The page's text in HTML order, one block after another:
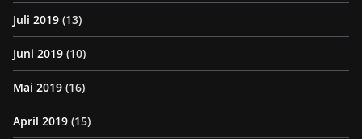
Juli 2019 (13)
Juni 2019 (10)
Mai 2019 (16)
April 2019 (15)